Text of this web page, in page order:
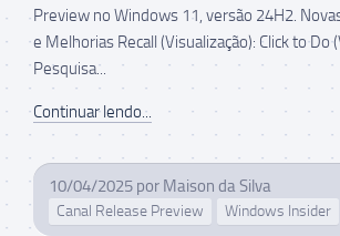
Preview no Windows 11, versão 24H2.
e Melhorias Recall (Visualização): Click to Do
Pesquisa...
Continuar lendo...
10/04/2025 por Maison da Silva
Canal Release Preview Windows Insider